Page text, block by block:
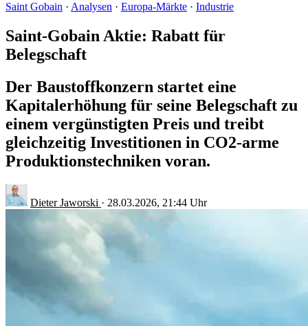
Saint Gobain · Analysen · Europa-Märkte · Industrie
Saint-Gobain Aktie: Rabatt für
Belegschaft
Der Baustoffkonzern startet eine
Kapitalerhöhung für seine Belegschaft zu
einem vergünstigten Preis und treibt
gleichzeitig Investitionen in CO2-arme
Produktionstechniken voran.
Dieter Jaworski · 28.03.2026, 21:44 Uhr